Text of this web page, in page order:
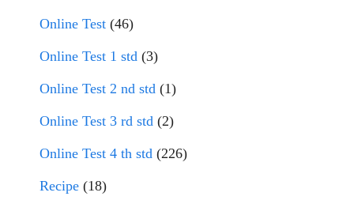
Online Test (46)
Online Test 1 std (3)
Online Test 2 nd std (1)
Online Test 3 rd std (2)
Online Test 4 th std (226)
Recipe (18)